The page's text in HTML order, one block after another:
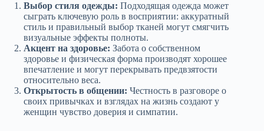
Выбор стиля одежды: Подходящая одежда может
сыграть ключевую роль в восприятии: аккуратный
стиль и правильный выбор тканей могут смягчить
визуальные эффекты полноты.
Акцент на здоровье: Забота о собственном
здоровье и физическая форма производят хорошее
впечатление и могут перекрывать предвзятости
относительно веса.
Открытость в общении: Честность в разговоре о
своих привычках и взглядах на жизнь создают у
женщин чувство доверия и симпатии.